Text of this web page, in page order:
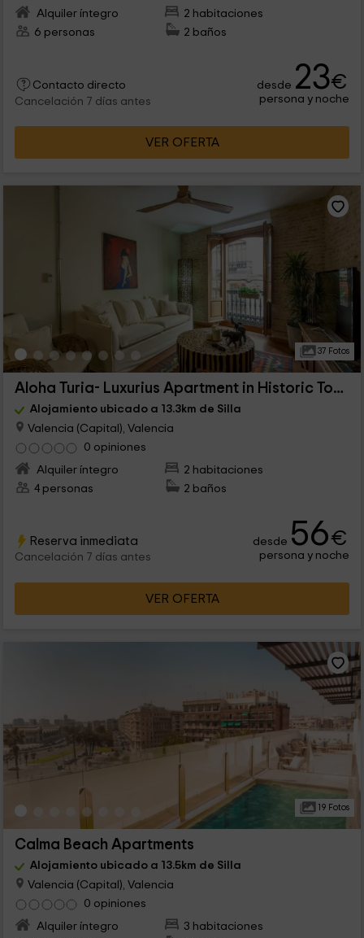
Alquiler íntegro
2 habitaciones
6 personas
2 baños
Contacto directo
Cancelación 7 días antes
desde 23€
persona y noche
VER OFERTA
37 Fotos
Aloha Turia- Luxurius Apartment in Historic Town
Alojamiento ubicado a 13.3km de Silla
Valencia (Capital), Valencia
0 opiniones
Alquiler íntegro
2 habitaciones
4 personas
2 baños
Reserva inmediata
Cancelación 7 días antes
desde 56€
persona y noche
VER OFERTA
19 Fotos
Calma Beach Apartments
Alojamiento ubicado a 13.5km de Silla
Valencia (Capital), Valencia
0 opiniones
Alquiler íntegro
3 habitaciones